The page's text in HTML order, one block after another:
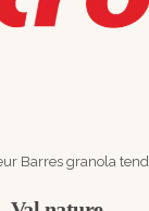
Barres granola